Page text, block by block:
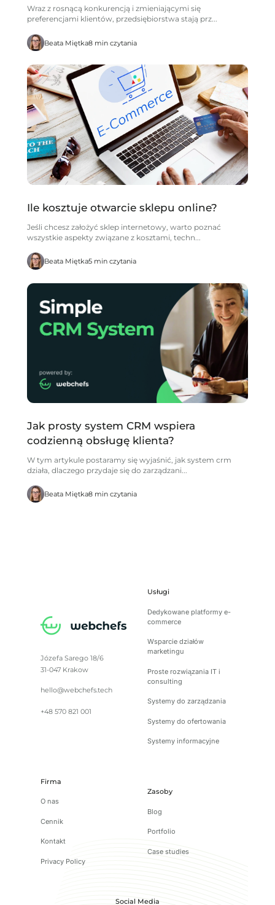
Wraz z rosnącą konkurencją i zmieniającymi się
preferencjami klientów, przedsiębiorstwa stają prz...
Beata Miętka8 min czytania
Ile kosztuje otwarcie sklepu online?
Jeśli chcesz założyć sklep internetowy, warto poznać
wszystkie aspekty związane z kosztami, techn...
Beata Miętka5 min czytania
Jak prosty system CRM wspiera
codzienną obsługę klienta?
W tym artykule postaramy się wyjaśnić, jak system crm
działa, dlaczego przydaje się do zarządzani...
Beata Miętka8 min czytania
Józefa Sarego 18/6
31-047 Krakow
hello@webchefs.tech
+48 570 821 001
Usługi
Dedykowane platformy e-
commerce
Wsparcie działów
marketingu
Proste rozwiązania IT i
consulting
Systemy do zarządzania
Systemy do ofertowania
Systemy informacyjne
Firma
O nas
Cennik
Kontakt
Privacy Policy
Zasoby
Blog
Portfolio
Case studies
Social Media